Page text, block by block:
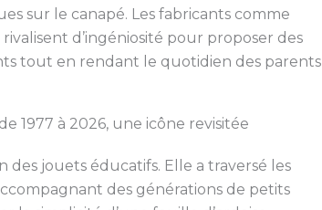
sur le canapé. Les fabricants comme
d’ingéniosité pour proposer des
tout en rendant le quotidien des parents
1977 à 2026, une icône revisitée
des jouets éducatifs. Elle a traversé les
des générations de petits